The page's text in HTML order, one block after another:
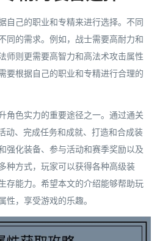
自己的职业和专精来进行选择。不同
同的需求。例如，战士需要高耐力和
师则更需要高智力和高法术攻击属性
要根据自己的职业和专精进行合理的
角色实力的重要途径之一。通过通关
动、完成任务和成就、打造和合成装
强化装备、参与活动和赛季奖励以及
种方式，玩家可以获得各种高级装
存能力。希望本文的介绍能够帮助玩
性，享受游戏的乐趣。